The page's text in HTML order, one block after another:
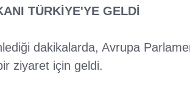
TÜRKİYE'YE GELDİ
dakikalarda, Avrupa
ziyaret için geldi.